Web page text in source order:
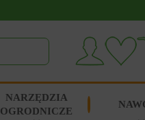
NARZĘDZIA
OGRODNICZE